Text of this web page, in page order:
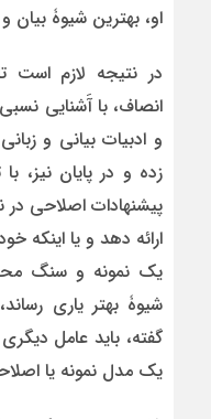
او، بهترین شیوۀ بیان
در نتیجه لازم است
انصاف، با آَشنایی
و ادبیات بیانی و
زده و در پایان نیز،
پیشنهادات اصلاحی در
ارائه دهد و یا اینکه
یک نمونه و سنگ محک
شیوۀ بهتر یاری
گفته، باید عامل
یک مدل نمونه یا